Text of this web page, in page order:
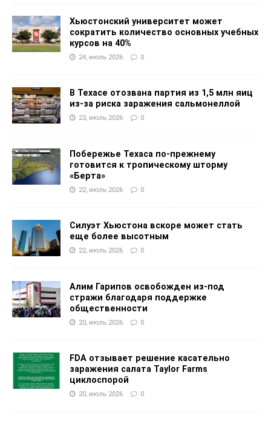
Хьюстонский университет может
сократить количество основных учебных
курсов на 40%
24, июль 2026 0
В Техасе отозвана партия из 1,5 млн яиц
из-за риска заражения сальмонеллой
23, июль 2026 0
Побережье Техаса по-прежнему
готовится к тропическому шторму
«Берта»
22, июль 2026 0
Силуэт Хьюстона вскоре может стать
еще более высотным
22, июль 2026 0
Алим Гарипов освобожден из-под
стражи благодаря поддержке
общественности
20, июль 2026 0
FDA отзывает решение касательно
заражения салата Taylor Farms
циклоспорой
20, июль 2026 0